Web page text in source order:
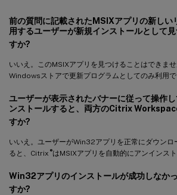
前の質問に記載されたMSIXアプリの新しい
用するユーザーが新規インストールとして
すか?
いいえ。このMSIXアプリを見つけることはできま
Windowsストアで更新プログラムとしてのみ利用で
ユーザーが表示されたバナーに従って操作
ンストールすると、両方のCitrix
すか?
いいえ。ユーザーがWin32アプリを正常にダウンロ
ると、Citrix ®はMSIXアプリを自動的にアンインスト
Win32アプリのインストールが成功しなか
すか?